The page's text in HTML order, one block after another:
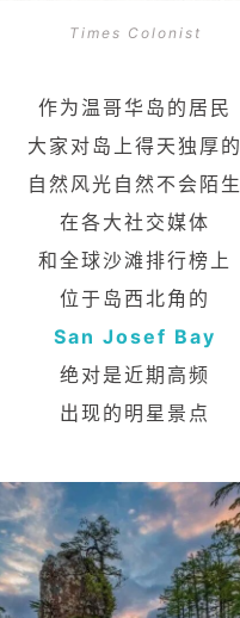
Times Colonist
作为温哥华岛的居民
大家对岛上得天独厚的
自然风光自然不会陌生
在各大社交媒体
和全球沙滩排行榜上
位于岛西北角的
San Josef Bay
绝对是近期高频
出现的明星景点